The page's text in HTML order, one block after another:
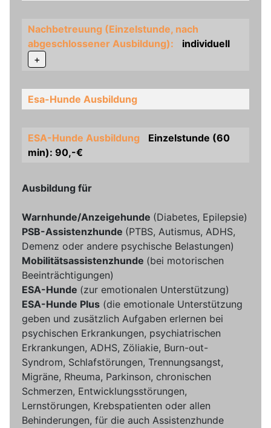
Nachbetreuung (Einzelstunde, nach
abgeschlossener Ausbildung):
individuell
+
Esa-Hunde Ausbildung
ESA-Hunde Ausbildung
Einzelstunde (60
min): 90,-€
Ausbildung für
Warnhunde/Anzeigehunde (Diabetes, Epilepsie)
PSB-Assistenzhunde (PTBS, Autismus, ADHS,
Demenz oder andere psychische Belastungen)
Mobilitätsassistenzhunde (bei motorischen
Beeinträchtigungen)
ESA-Hunde (zur emotionalen Unterstützung)
ESA-Hunde Plus (die emotionale Unterstützung
geben und zusätzlich Aufgaben erlernen bei
psychischen Erkrankungen, psychiatrischen
Erkrankungen, ADHS, Zöliakie, Burn-out-
Syndrom, Schlafstörungen, Trennungsangst,
Migräne, Rheuma, Parkinson, chronischen
Schmerzen, Entwicklungsstörungen,
Lernstörungen, Krebspatienten oder allen
Behinderungen, für die auch Assistenzhunde